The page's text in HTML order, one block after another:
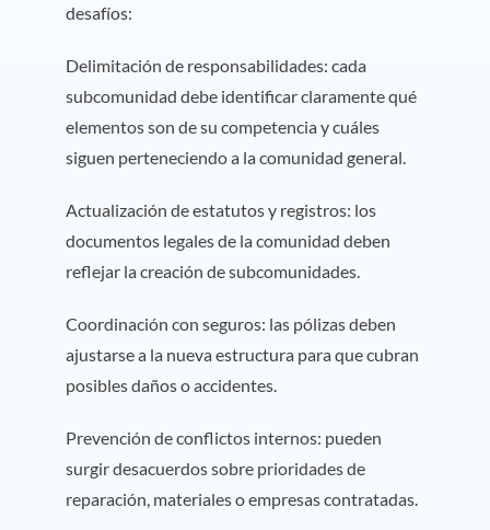
desafíos:
Delimitación de responsabilidades: cada
subcomunidad debe identificar claramente qué
elementos son de su competencia y cuáles
siguen perteneciendo a la comunidad general.
Actualización de estatutos y registros: los
documentos legales de la comunidad deben
reflejar la creación de subcomunidades.
Coordinación con seguros: las pólizas deben
ajustarse a la nueva estructura para que cubran
posibles daños o accidentes.
Prevención de conflictos internos: pueden
surgir desacuerdos sobre prioridades de
reparación, materiales o empresas contratadas.